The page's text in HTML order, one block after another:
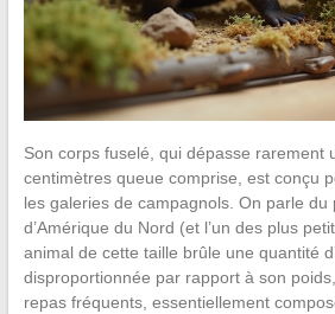
Son corps fuselé, qui dépasse rarement
centimètres queue comprise, est conçu
les galeries de campagnols. On parle du
d’Amérique du Nord (et l’un des plus
animal de cette taille brûle une quantité
disproportionnée par rapport à son
repas fréquents, essentiellement